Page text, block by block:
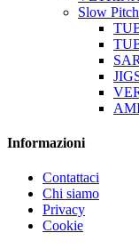
Slow
Informazioni
Contattaci
Chi siamo
Privacy
Cookie